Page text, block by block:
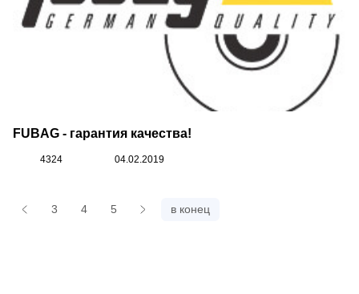
FUBAG - гарантия качества!
4324 04.02.2019
3 4 5 в конец